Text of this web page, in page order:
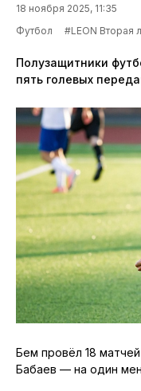
18 ноября 2025, 11:35
Футбол
#LEON Вторая
Полузащитники
пять голевых
Бем провёл 18
Бабаев — на один